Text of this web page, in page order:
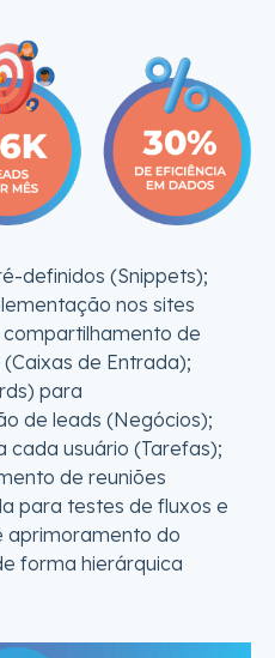
definidos (Snippets);
nos sites
de
de Entrada);
para
de leads (Negócios);
usuário (Tarefas);
de reuniões
para testes de fluxos e
aprimoramento do
forma hierárquica